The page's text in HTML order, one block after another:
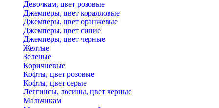
Девочкам, цвет розовые
Джемперы, цвет коралловые
Джемперы, цвет оранжевые
Джемперы, цвет синие
Джемперы, цвет черные
Желтые
Зеленые
Коричневые
Кофты, цвет розовые
Кофты, цвет серые
Леггинсы, лосины, цвет черные
Мальчикам